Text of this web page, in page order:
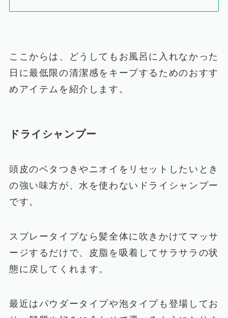
ここからは、どうしてもお風呂に入れなかった
日に最低限の清潔感をキープするためのおすす
めアイテムを紹介します。
ドライシャンプー
頭皮のベタつきやニオイをリセットしたいとき
の強い味方が、水を使わないドライシャンプー
です。
スプレータイプなら髪全体に吹きかけてマッサ
ージするだけで、皮脂を吸着してサラサラの状
態に戻してくれます。
最近はパウダータイプや泡タイプも登場してお